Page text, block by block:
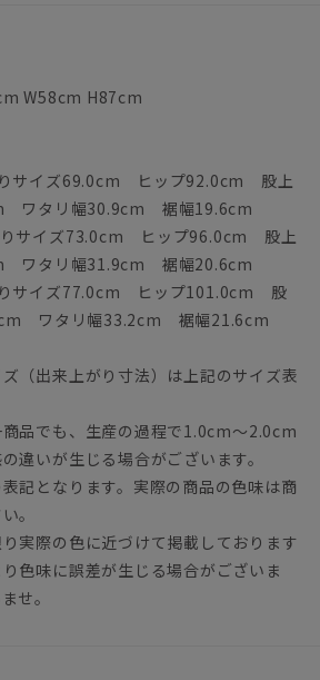
W58cm H87cm
りサイズ69.0cm ヒップ92.0cm 股上
ワタリ幅30.9cm 裾幅19.6cm
りサイズ73.0cm ヒップ96.0cm 股上
ワタリ幅31.9cm 裾幅20.6cm
りサイズ77.0cm ヒップ101.0cm 股
ワタリ幅33.2cm 裾幅21.6cm
（出来上がり寸法）は上記のサイズ表
品でも、生産の過程で1.0cm～2.0cm
違いが生じる場合がございます。
記となります。実際の商品の色味は商
。
実際の色に近づけて掲載しております
色味に誤差が生じる場合がございま
せ。